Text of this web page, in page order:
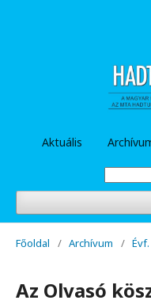
Aktuális
Főoldal / Archívum /
Az Olvasó